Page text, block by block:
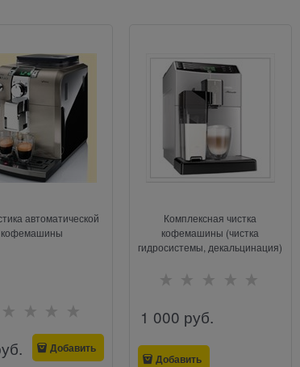
автоматической
кофемашины
Добавить
Комплексная чистка
кофемашины (чистка
гидросистемы, декальцинация)
1 000 руб.
Добавить